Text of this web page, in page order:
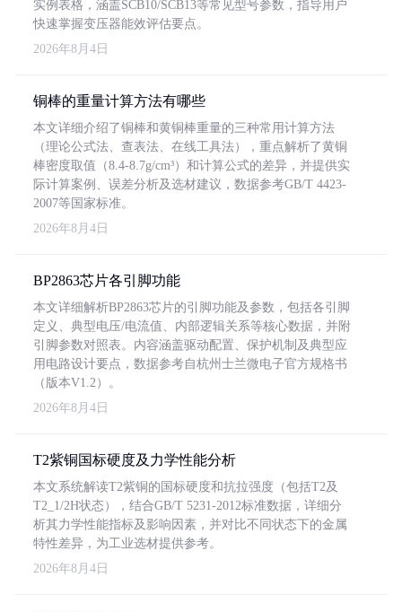
实例表格，涵盖SCB10/SCB13等常见型号参数，指导用户
快速掌握变压器能效评估要点。
2026年8月4日
铜棒的重量计算方法有哪些
本文详细介绍了铜棒和黄铜棒重量的三种常用计算方法
（理论公式法、查表法、在线工具法），重点解析了黄铜
棒密度取值（8.4-8.7g/cm³）和计算公式的差异，并提供实
际计算案例、误差分析及选材建议，数据参考GB/T 4423-
2007等国家标准。
2026年8月4日
BP2863芯片各引脚功能
本文详细解析BP2863芯片的引脚功能及参数，包括各引脚
定义、典型电压/电流值、内部逻辑关系等核心数据，并附
引脚参数对照表。内容涵盖驱动配置、保护机制及典型应
用电路设计要点，数据参考自杭州士兰微电子官方规格书
（版本V1.2）。
2026年8月4日
T2紫铜国标硬度及力学性能分析
本文系统解读T2紫铜的国标硬度和抗拉强度（包括T2及
T2_1/2H状态），结合GB/T 5231-2012标准数据，详细分
析其力学性能指标及影响因素，并对比不同状态下的金属
特性差异，为工业选材提供参考。
2026年8月4日